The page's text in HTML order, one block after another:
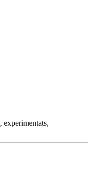
, experimentats,